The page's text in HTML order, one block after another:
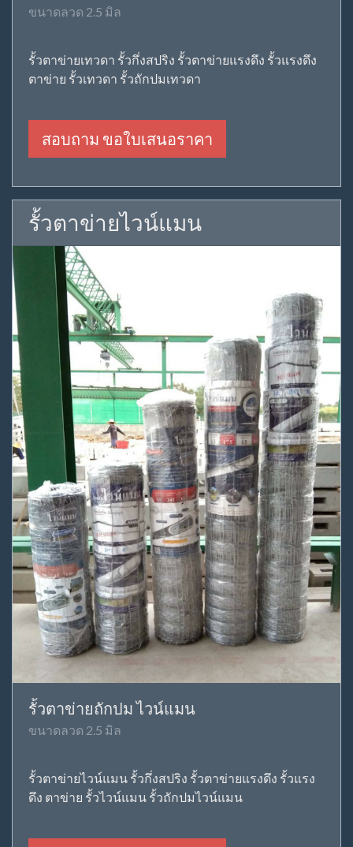
ขนาดลวด 2.5 มิล
รั้วตาข่ายเทวดา รั้วกึ่งสปริง รั้วตาข่ายแรงดึง รั้วแรงดึง
ตาข่าย รั้วเทวดา รั้วถักปมเทวดา
สอบถาม ขอใบเสนอราคา
รั้วตาข่ายไวน์แมน
รั้วตาข่ายถักปม ไวน์แมน
ขนาดลวด 2.5 มิล
รั้วตาข่ายไวน์แมน รั้วกึ่งสปริง รั้วตาข่ายแรงดึง รั้วแรง
ดึง ตาข่าย รั้วไวน์แมน รั้วถักปมไวน์แมน